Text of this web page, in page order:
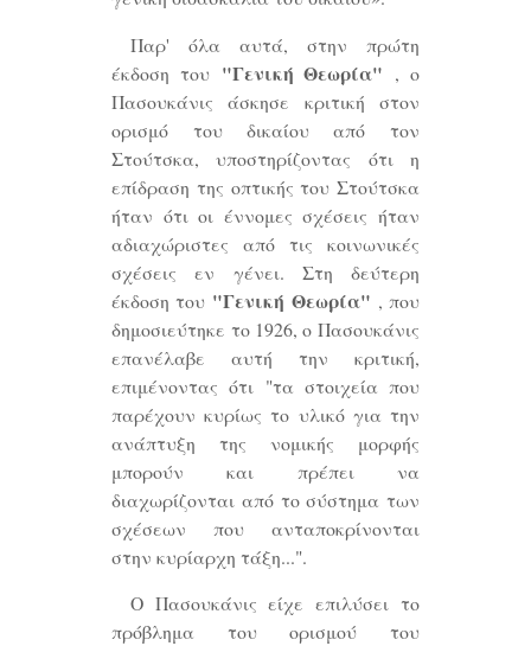
Παρ' όλα αυτά, στην πρώτη
έκδοση του "Γενική Θεωρία" , ο
Πασουκάνις άσκησε κριτική στον
ορισμό του δικαίου από τον
Στούτσκα, υποστηρίζοντας ότι η
επίδραση της οπτικής του Στούτσκα
ήταν ότι οι έννομες σχέσεις ήταν
αδιαχώριστες από τις κοινωνικές
σχέσεις εν γένει. Στη δεύτερη
έκδοση του "Γενική Θεωρία" , που
δημοσιεύτηκε το 1926, ο Πασουκάνις
επανέλαβε αυτή την κριτική,
επιμένοντας ότι "τα στοιχεία που
παρέχουν κυρίως το υλικό για την
ανάπτυξη της νομικής μορφής
μπορούν και πρέπει να
διαχωρίζονται από το σύστημα των
σχέσεων που ανταποκρίνονται
στην κυρίαρχη τάξη...".
Ο Πασουκάνις είχε επιλύσει το
πρόβλημα του ορισμού του